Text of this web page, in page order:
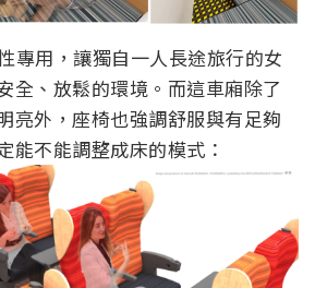
專用，讓獨自一人長途旅行的女
全、放鬆的環境。而這車廂除了
亮外，座椅也強調舒服與有足夠
能不能調整成床的模式：